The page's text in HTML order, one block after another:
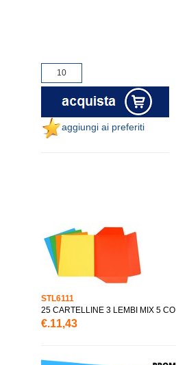
aggiungi ai preferiti
STL6111
25 CARTELLINE 3 LEMBI MIX 5 CO
€.11,43